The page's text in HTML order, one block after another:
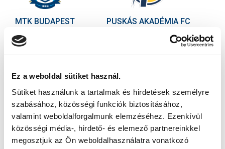
Ez a weboldal sütiket használ.
Sütiket használunk a tartalmak és hirdetések személyre
szabásához, közösségi funkciók biztosításához,
valamint weboldalforgalmunk elemzéséhez. Ezenkívül
közösségi média-, hirdető- és elemező partnereinkkel
megosztjuk az Ön weboldalhasználatra vonatkozó
MTK BUDAPEST PUSKÁS AKADÉMIA FC
MTK BUDAPEST HÍRLEVÉL
hírlevelünkre: